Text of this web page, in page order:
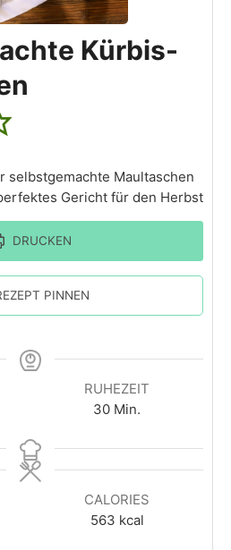
Kürbis-
selbstgemachte Maultaschen
Gericht für den Herbst
DRUCKEN
PINNEN
RUHEZEIT
30 Min.
CALORIES
563 kcal